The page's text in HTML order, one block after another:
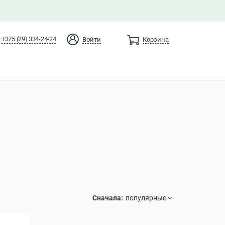
+375 (29) 334-24-24 Войти Корзина
Сначала: